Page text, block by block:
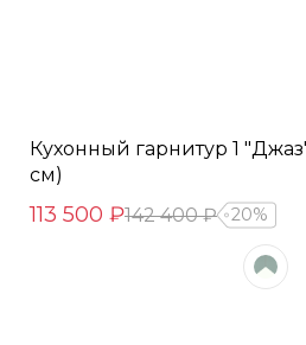
Кухонный гарнитур 1
см)
113 500 ₽142 400 ₽ 20%